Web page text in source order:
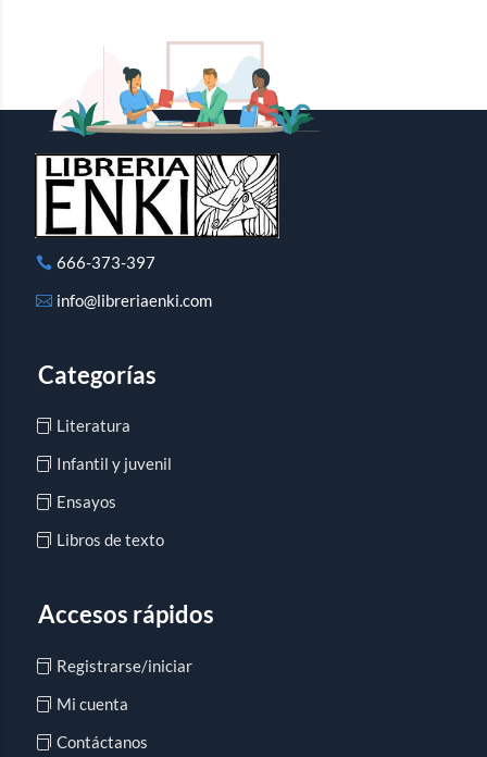
666-373-397
info@libreriaenki.com
Categorías
Literatura
Infantil y juvenil
Ensayos
Libros de texto
Accesos rápidos
Registrarse/iniciar
Mi cuenta
Contáctanos